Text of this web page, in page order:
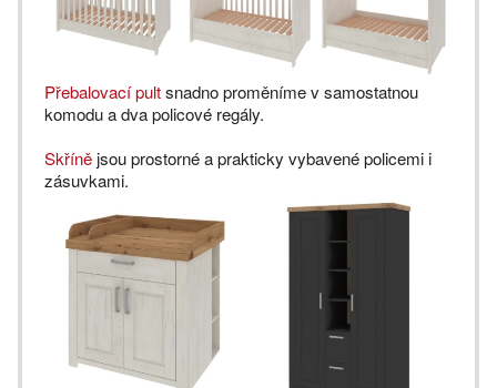
Přebalovací pultsnadno proměníme v samostatnou
komodu a dva policové regály.
Skříně jsou prostorné a prakticky vybavené policemi i
zásuvkami.